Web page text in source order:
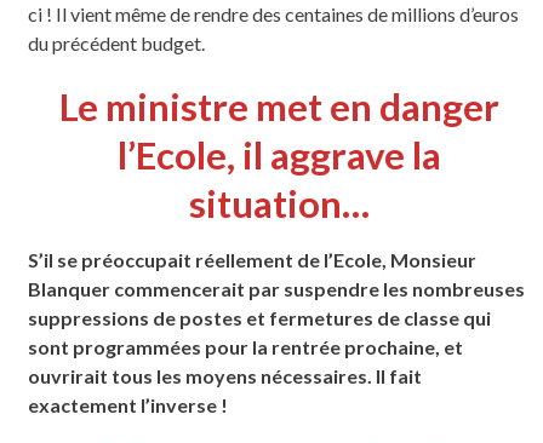
ci ! Il vient même de rendre des centaines de millions d’euros
du précédent budget.
Le ministre met en danger
l’Ecole, il aggrave la
situation…
S’il se préoccupait réellement de l’Ecole, Monsieur
Blanquer commencerait par suspendre les nombreuses
suppressions de postes et fermetures de classe qui
sont programmées pour la rentrée prochaine, et
ouvrirait tous les moyens nécessaires. Il fait
exactement l’inverse !